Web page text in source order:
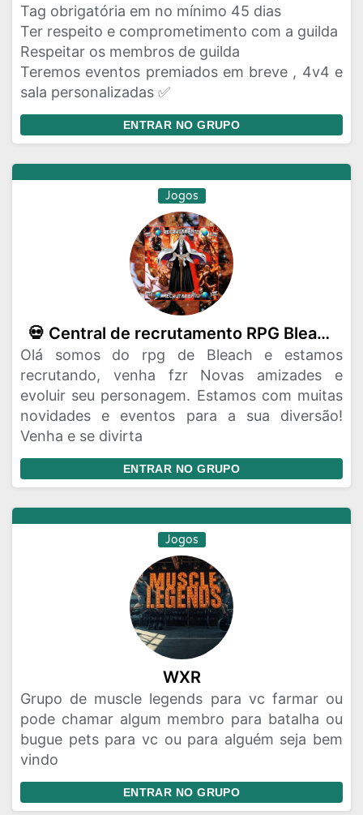
Tag obrigatória em no mínimo 45 dias
Ter respeito e comprometimento com a guilda
Respeitar os membros de guilda
Teremos eventos premiados em breve , 4v4 e
sala personalizadas ✅
ENTRAR NO GRUPO
Jogos
💀 Central de recrutamento RPG Bleach 💀
Olá somos do rpg de Bleach e estamos
recrutando, venha fzr Novas amizades e
evoluir seu personagem. Estamos com muitas
novidades e eventos para a sua diversão!
Venha e se divirta
ENTRAR NO GRUPO
Jogos
WXR
Grupo de muscle legends para vc farmar ou
pode chamar algum membro para batalha ou
bugue pets para vc ou para alguém seja bem
vindo
ENTRAR NO GRUPO